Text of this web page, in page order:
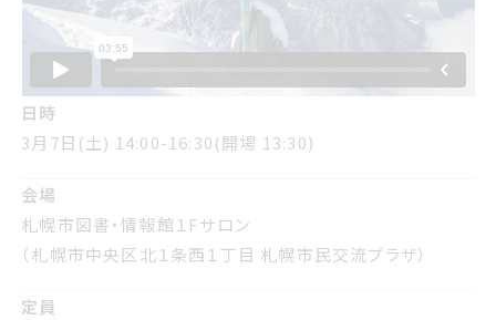
日時
日時
さんがつ7日どようび 14時-16時30分
3月7日(土) 14:00-16:30(開場 13:30)
会場
会場
札幌市図書情報館１Fサロン
札幌市中央区北１条西１丁目 札幌市民交流プラザ
札幌市図書・情報館１Fサロン
（札幌市中央区北１条西１丁目 札幌市民交流プラザ）
定員
定員